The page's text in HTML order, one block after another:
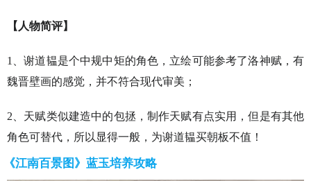
【人物简评】
1、谢道韫是个中规中矩的角色，立绘可能参考了洛神赋，有
魏晋壁画的感觉，并不符合现代审美；
2、天赋类似建造中的包拯，制作天赋有点实用，但是有其他
角色可替代，所以显得一般，为谢道韫买朝板不值！
《江南百景图》蓝玉培养攻略